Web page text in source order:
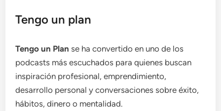
Tengo un plan
Tengo un Plan se ha convertido en uno de los
podcasts más escuchados para quienes buscan
inspiración profesional, emprendimiento,
desarrollo personal y conversaciones sobre éxito,
hábitos, dinero o mentalidad.